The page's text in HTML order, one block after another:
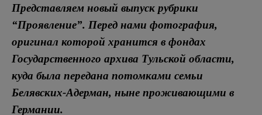
Представляем новый выпуск рубрики
“Проявление”. Перед нами фотография,
оригинал которой хранится в фондах
Государственного архива Тульской области,
куда была передана потомками семьи
Белявских-Адерман, ныне проживающими в
Германии.